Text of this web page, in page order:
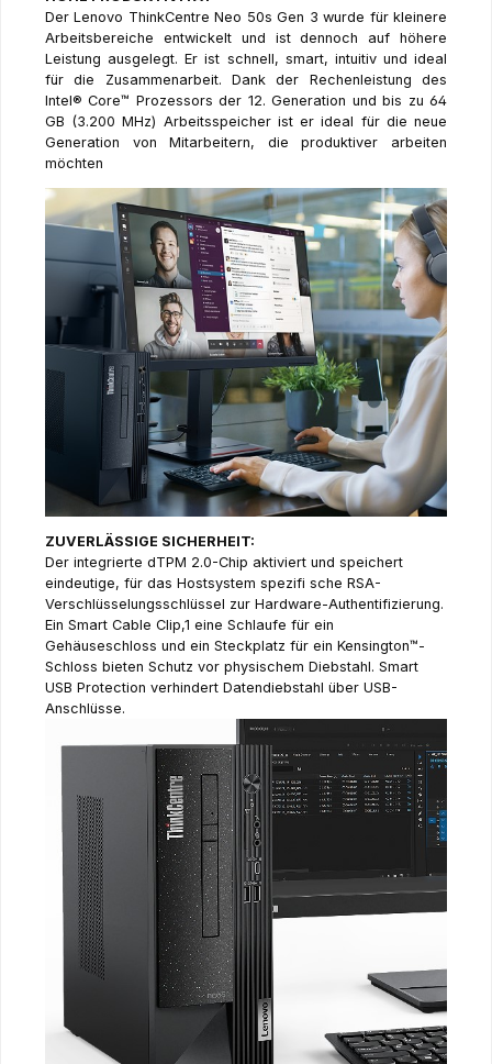
Der Lenovo ThinkCentre Neo 50s Gen 3 wurde für kleinere
Arbeitsbereiche entwickelt und ist dennoch auf höhere
Leistung ausgelegt. Er ist schnell, smart, intuitiv und ideal
für die Zusammenarbeit. Dank der Rechenleistung des
Intel® Core™ Prozessors der 12. Generation und bis zu 64
GB (3.200 MHz) Arbeitsspeicher ist er ideal für die neue
Generation von Mitarbeitern, die produktiver arbeiten
möchten
ZUVERLÄSSIGE SICHERHEIT:
Der integrierte dTPM 2.0-Chip aktiviert und speichert
eindeutige, für das Hostsystem spezifi sche RSA-
Verschlüsselungsschlüssel zur Hardware-Authentifizierung.
Ein Smart Cable Clip,1 eine Schlaufe für ein
Gehäuseschloss und ein Steckplatz für ein Kensington™-
Schloss bieten Schutz vor physischem Diebstahl. Smart
USB Protection verhindert Datendiebstahl über USB-
Anschlüsse.